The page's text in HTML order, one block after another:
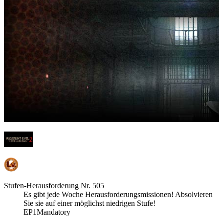
Stufen-Herausforderung Nr. 505
Es gibt jede Woche Herausforderungsmissionen! Absolvieren
Sie sie auf einer möglichst niedrigen Stufe!
EP1Mandatory